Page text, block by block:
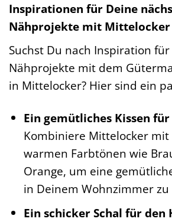
Inspirationen für Deine
Nähprojekte mit Mittelocker
Suchst Du nach Inspiration
Nähprojekte mit dem
in Mittelocker? Hier sind ein
Ein gemütliches Kissen für
Kombiniere Mittelocker
warmen Farbtönen wie
Orange, um eine
in Deinem Wohnzimmer zu
Ein schicker Schal für den